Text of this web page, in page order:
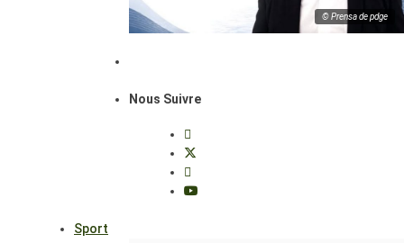
© Prensa de pdge
Nous Suivre
Sport